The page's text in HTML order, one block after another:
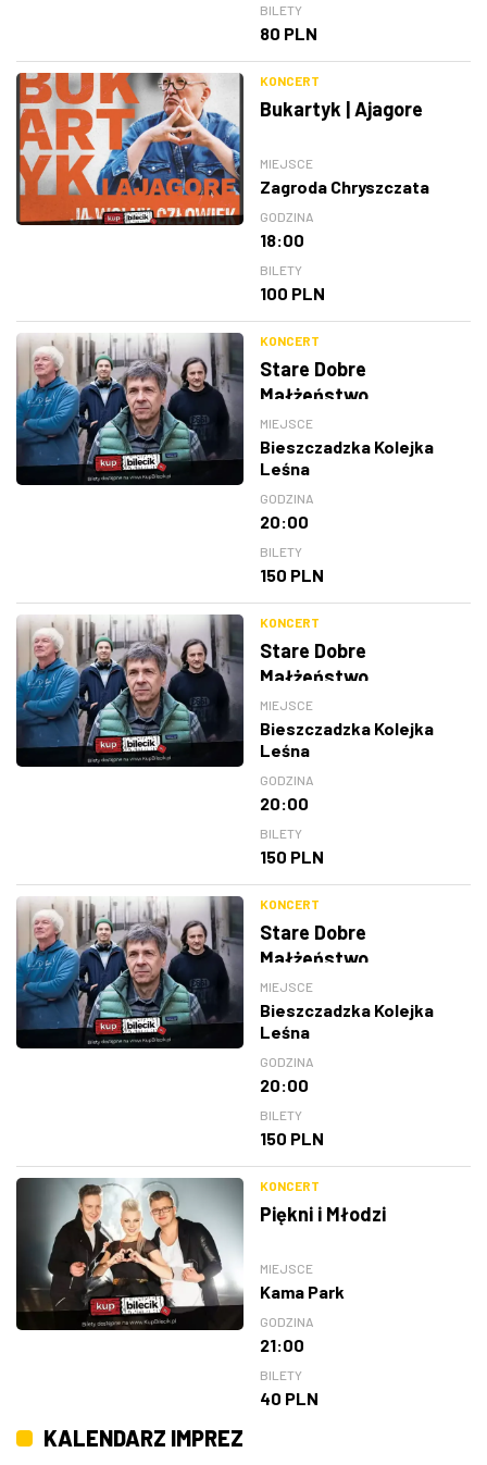
BILETY
80 PLN
KONCERT
Bukartyk | Ajagore
MIEJSCE
Zagroda Chryszczata
GODZINA
18:00
BILETY
100 PLN
KONCERT
Stare Dobre
Małżeństwo
MIEJSCE
Bieszczadzka Kolejka
Leśna
GODZINA
20:00
BILETY
150 PLN
KONCERT
Stare Dobre
Małżeństwo
MIEJSCE
Bieszczadzka Kolejka
Leśna
GODZINA
20:00
BILETY
150 PLN
KONCERT
Stare Dobre
Małżeństwo
MIEJSCE
Bieszczadzka Kolejka
Leśna
GODZINA
20:00
BILETY
150 PLN
KONCERT
Piękni i Młodzi
MIEJSCE
Kama Park
GODZINA
21:00
BILETY
40 PLN
KALENDARZ IMPREZ